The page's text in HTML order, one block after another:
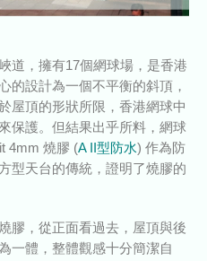
道，擁有17個網球場，是香港
的設計為一個不平衡的斜頂，
屋頂的形狀所限，香港網球中
保護。但結果出乎所料，網球
4mm 燒膠 (A II型防水) 作為防
型天台的傳統，證明了燒膠的
膠，從正面看過去，屋頂與後
一體，整體觀感十分簡潔自